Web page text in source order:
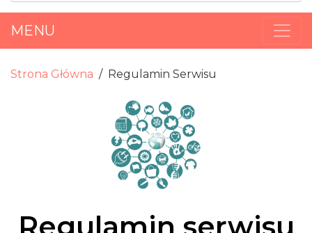
MENU
Strona Główna Regulamin Serwisu